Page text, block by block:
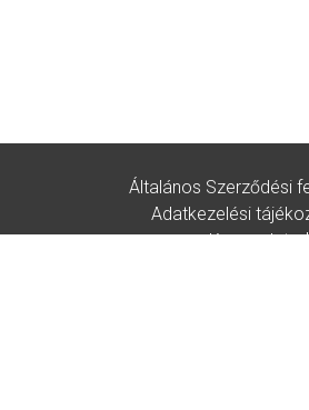
Általános Szerződési
Adatkezelési
Kapcsolat